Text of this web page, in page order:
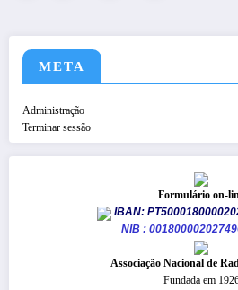
conteúdos
META
Administração
Terminar sessão
Formulário on-
IBAN:
NIB :
​Associação Nacional de
Fundada em